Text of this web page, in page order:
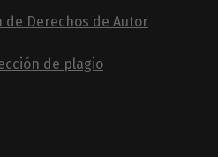
de Derechos de Autor
de plagio